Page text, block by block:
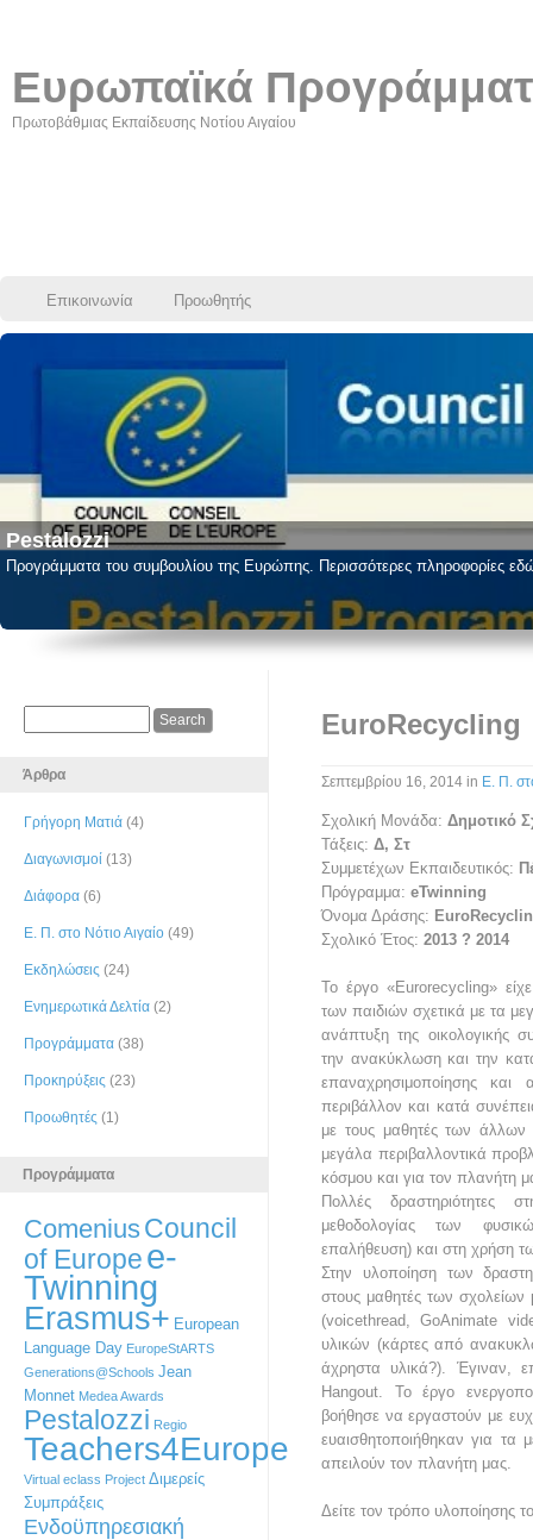
Ευρωπαϊκά
Πρωτοβάθμιας Εκπαίδευσης Νοτίου Αιγαίου
Επικοινωνία Προωθητής
Pestalozzi
Προγράμματα του συμβουλίου της Ευρώπης. Περισσότερες πληροφορίες
Άρθρα
Γρήγορη Ματιά (4)
Διαγωνισμοί (13)
Διάφορα (6)
Ε. Π. στο Νότιο Αιγαίο (49)
Εκδηλώσεις (24)
Ενημερωτικά Δελτία (2)
Προγράμματα (38)
Προκηρύξεις (23)
Προωθητές (1)
Προγράμματα
ComeniusCouncil
of Europee-
Twinning
Erasmus+ European
Language Day EuropeStARTS
Generations@Schools Jean
Monnet Medea Awards
Pestalozzi Regio
Teachers4Europe
Virtual eclass Project Διμερείς
Συμπράξεις
Ενδοϋπηρεσιακή
EuroRecycling
Σεπτεμβρίου 16, 2014 in Ε. Π.
Σχολική Μονάδα: Δημοτικό
Τάξεις: Δ, Στ
Συμμετέχων Εκπαιδευτικός:
Πρόγραμμα: eTwinning
Όνομα Δράσης:
Σχολικό Έτος: 2013 ? 2014
Το έργο «Eurorecycling»
των παιδιών σχετικά με τα
ανάπτυξη της οικολογικής
την ανακύκλωση και την
επαναχρησιμοποίησης
περιβάλλον και κατά
με τους μαθητές των άλλων
μεγάλα περιβαλλοντικά
κόσμου και για τον πλανήτη
Πολλές δραστηριότητες
μεθοδολογίας των
επαλήθευση) και στη χρήση
Στην υλοποίηση των
στους μαθητές των
(voicethread, GoAnimate
υλικών (κάρτες από
άχρηστα υλικά?). Έγιναν,
Hangout. Το έργο
βοήθησε να εργαστούν με
ευαισθητοποιήθηκαν για τα
απειλούν τον πλανήτη μας.
Δείτε τον τρόπο υλοποίησης